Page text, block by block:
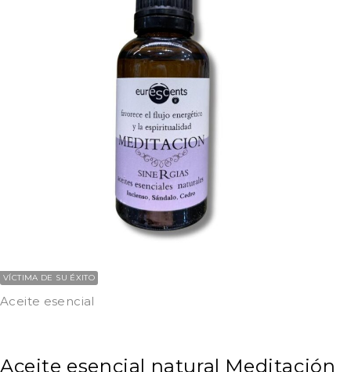
VÍCTIMA DE SU ÉXITO
Aceite esencial
Aceite esencial natural Meditación